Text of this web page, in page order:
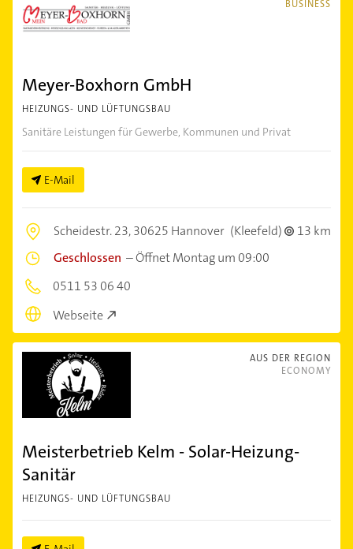
BUSINESS
Meyer-Boxhorn GmbH
HEIZUNGS- UND LÜFTUNGSBAU
Sanitäre Leistungen für Gewerbe, Kommunen und Privat
E-Mail
Scheidestr. 23,30625 Hannover (Kleefeld)
13 km
Geschlossen –Öffnet Montag um 09:00
0511 53 06 40
Webseite
AUS DER REGION
ECONOMY
Meisterbetrieb Kelm - Solar-Heizung-
Sanitär
HEIZUNGS- UND LÜFTUNGSBAU